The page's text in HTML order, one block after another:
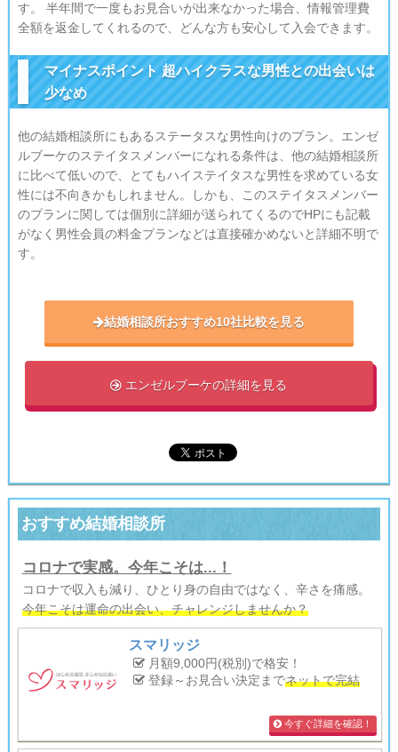
す。 半年間で一度もお見合いが出来なかった場合、情報管理費
全額を返金してくれるので、どんな方も安心して入会できます。
マイナスポイント 超ハイクラスな男性との出会いは
少なめ
他の結婚相談所にもあるステータスな男性向けのプラン。エンゼ
ルブーケのステイタスメンバーになれる条件は、他の結婚相談所
に比べて低いので、とてもハイステイタスな男性を求めている女
性には不向きかもしれません。しかも、このステイタスメンバー
のプランに関しては個別に詳細が送られてくるのでHPにも記載
がなく男性会員の料金プランなどは直接確かめないと詳細不明で
す。
結婚相談所おすすめ10社比較を見る
 エンゼルブーケの詳細を見る
おすすめ結婚相談所
コロナで実感。今年こそは...！
コロナで収入も減り、ひとり身の自由ではなく、辛さを痛感。
今年こそは運命の出会い、チャレンジしませんか？
スマリッジ
月額9,000円(税別)で格安！
登録～お見合い決定までネットで完結
今すぐ詳細を確認！